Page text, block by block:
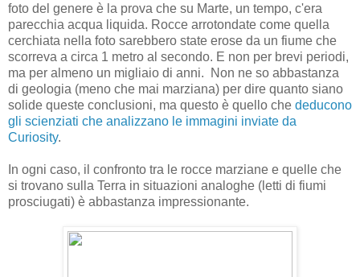
foto del genere è la prova che su Marte, un tempo, c'era
parecchia acqua liquida. Rocce arrotondate come quella
cerchiata nella foto sarebbero state erose da un fiume che
scorreva a circa 1 metro al secondo. E non per brevi periodi,
ma per almeno un migliaio di anni. Non ne so abbastanza
di geologia (meno che mai marziana) per dire quanto siano
solide queste conclusioni, ma questo è quello che deducono
gli scienziati che analizzano le immagini inviate da
Curiosity.
In ogni caso, il confronto tra le rocce marziane e quelle che
si trovano sulla Terra in situazioni analoghe (letti di fiumi
prosciugati) è abbastanza impressionante.